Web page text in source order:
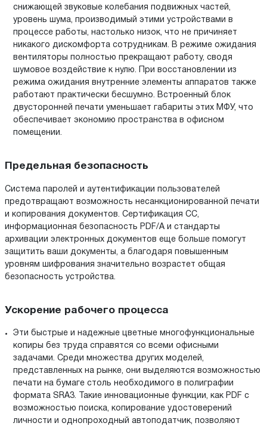
снижающей звуковые колебания подвижных частей,
уровень шума, производимый этими устройствами в
процессе работы, настолько низок, что не причиняет
никакого дискомфорта сотрудникам. В режиме ожидания
вентиляторы полностью прекращают работу, сводя
шумовое воздействие к нулю. При восстановлении из
режима ожидания внутренние элементы аппаратов также
работают практически бесшумно. Встроенный блок
двусторонней печати уменьшает габариты этих МФУ, что
обеспечивает экономию пространства в офисном
помещении.
Предельная безопасность
Система паролей и аутентификации пользователей
предотвращают возможность несанкционированной печати
и копирования документов. Сертификация СС,
информационная безопасность PDF/A и стандарты
архивации электронных документов еще больше помогут
защитить ваши документы, а благодаря повышенным
уровням шифрования значительно возрастет общая
безопасность устройства.
Ускорение рабочего процесса
Эти быстрые и надежные цветные многофункциональные
копиры без труда справятся со всеми офисными
задачами. Среди множества других моделей,
представленных на рынке, они выделяются возможностью
печати на бумаге столь необходимого в полиграфии
формата SRA3. Такие инновационные функции, как PDF с
возможностью поиска, копирование удостоверений
личности и однопроходный автоподатчик, позволяют